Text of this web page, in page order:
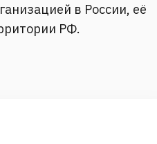
в России, её
РФ.